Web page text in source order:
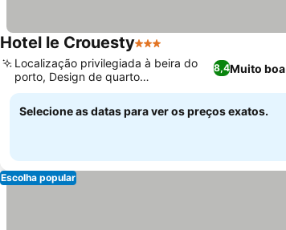
Hotel le Crouesty3 Estrelas
8,4Muito boa
Localização privilegiada à beira do
porto, Design de quarto
contemporâneo
Selecione as datas para ver os preços exatos.
Escolha popular